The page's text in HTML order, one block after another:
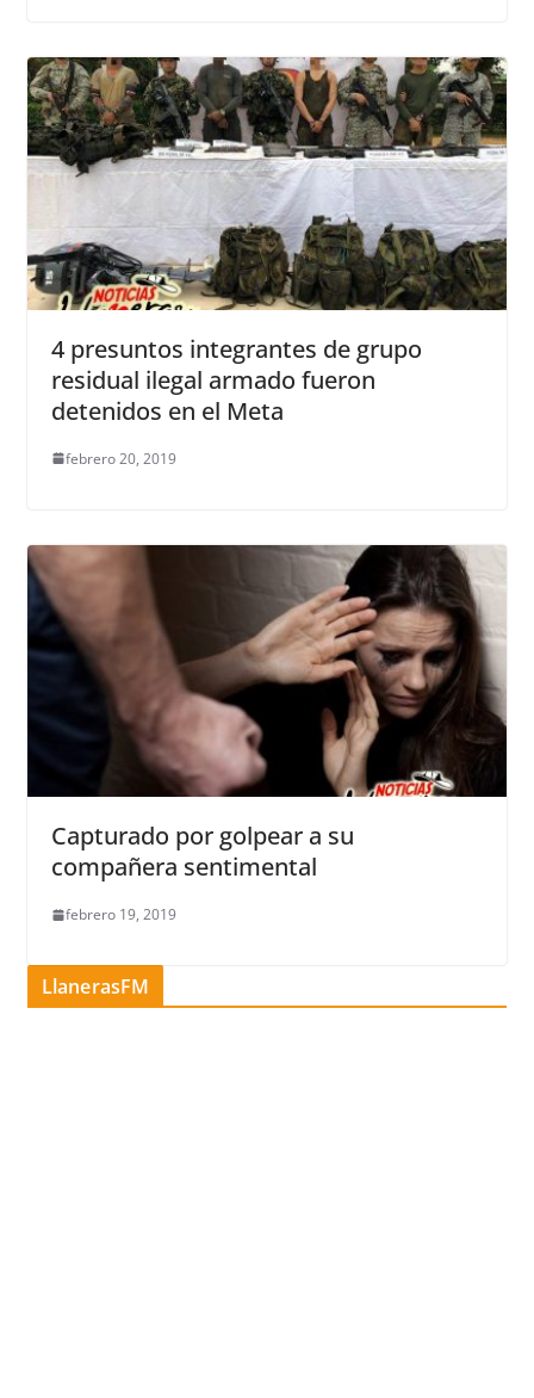
4 presuntos integrantes de grupo
residual ilegal armado fueron
detenidos en el Meta
febrero 20, 2019
Capturado por golpear a su
compañera sentimental
febrero 19, 2019
LlanerasFM